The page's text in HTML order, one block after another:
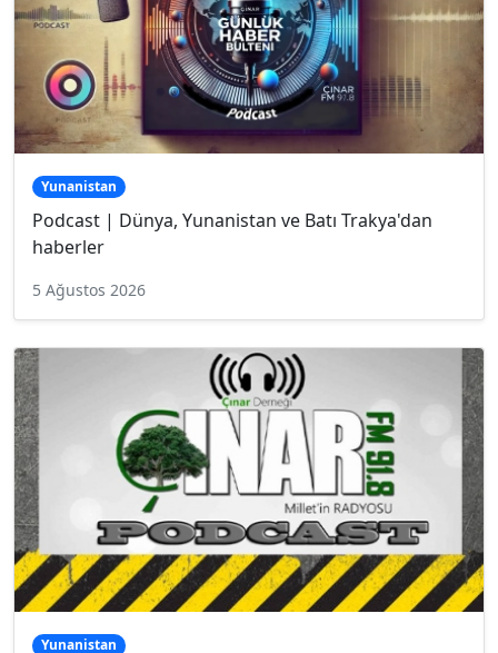
Yunanistan
Podcast | Dünya, Yunanistan ve Batı Trakya'dan
haberler
5 Ağustos 2026
Yunanistan